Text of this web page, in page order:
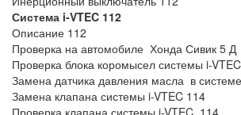
Система i-VTEC 112
Описание 112
Проверка на автомобиле Хонда Сивик 5
Проверка блока коромысел системы i-
Замена датчика давления масла в
Замена клапана системы i-VTEC 114
Проверка клапана системы i-VTEC 114